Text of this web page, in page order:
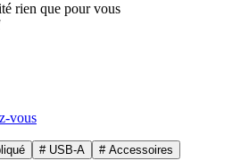
rien que pour vous
vous
# USB-A
# Accessoires